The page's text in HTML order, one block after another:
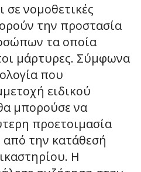
σε νομοθετικές
την προστασία
τα οποία
μάρτυρες. Σύμφωνα
που
ειδικού
μπορούσε να
προετοιμασία
την κατάθεσή
Η